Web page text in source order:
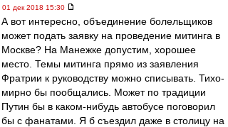
01 дек 2018 15:30
А вот интересно, объединение болельщиков
может подать заявку на проведение митинга в
Москве? На Манежке допустим, хорошее
место. Темы митинга прямо из заявления
Фратрии к руководству можно списывать. Тихо-
мирно бы пообщались. Может по традиции
Путин бы в каком-нибудь автобусе поговорил
бы с фанатами. Я б съездил даже в столицу на